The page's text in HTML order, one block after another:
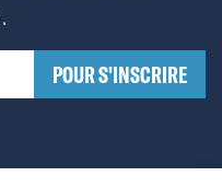
​POUR S'INSCRIRE